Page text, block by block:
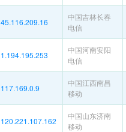
45.116.209.16
中国吉林长春
电信
1.194.195.253
中国河南安阳
电信
117.169.0.9
中国江西南昌
移动
120.221.107.162
中国山东济南
移动